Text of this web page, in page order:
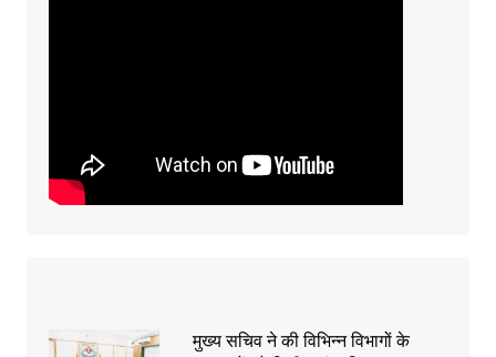
मुख्य सचिव ने की विभिन्न विभागों के